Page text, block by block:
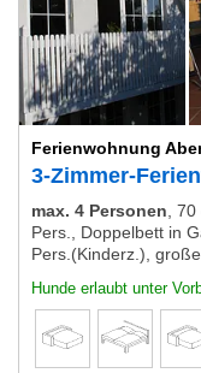
Ferienwohnung
3-Zimmer-
max. 4 Personen 70
Pers., Doppelbett in
Pers.(Kinderz.),
Hunde erlaubt unter